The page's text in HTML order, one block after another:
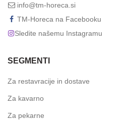
info@tm-horeca.si
TM-Horeca na Facebooku
Sledite našemu Instagramu
SEGMENTI
Za restavracije in dostave
Za kavarno
Za pekarne